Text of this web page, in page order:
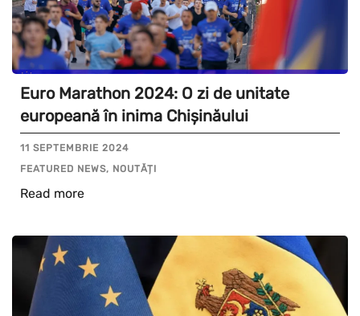
Euro Marathon 2024: O zi de unitate
europeană în inima Chișinăului
11 SEPTEMBRIE 2024
FEATURED NEWS, NOUTĂȚI
Read more